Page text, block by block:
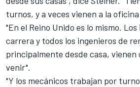
turnos, y a veces vienen a la
"En el Reino Unido es lo mismo.
carrera y todos los ingenieros de
principalmente desde casa,
venir".
"Y los mecánicos trabajan por